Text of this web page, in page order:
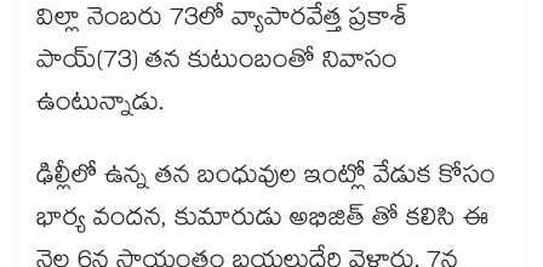
విల్లా నెంబరు 73లో వ్యాపారవేత్త ప్రకాశ్
పాయ్(73) తన కుటుంబంతో నివాసం
ఉంటున్నాడు.
ఢిల్లీలో ఉన్న తన బంధువుల ఇంట్లో వేడుక కోసం
భార్య వందన, కుమారుడు అభిజిత్ తో కలిసి ఈ